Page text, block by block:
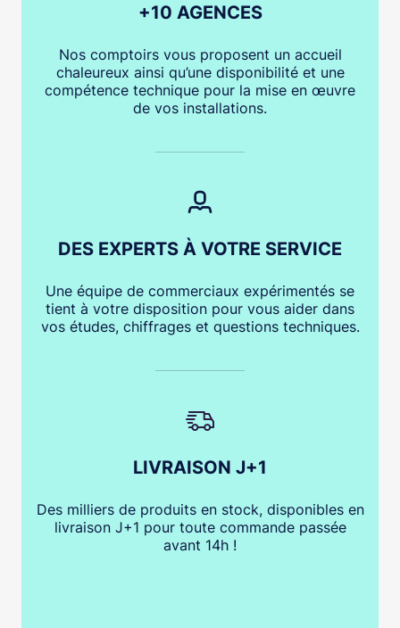
+10 AGENCES
Nos comptoirs vous proposent un accueil
chaleureux ainsi qu’une disponibilité et une
compétence technique pour la mise en œuvre
de vos installations.
DES EXPERTS À VOTRE SERVICE
Une équipe de commerciaux expérimentés se
tient à votre disposition pour vous aider dans
vos études, chiffrages et questions techniques.
LIVRAISON J+1
Des milliers de produits en stock, disponibles en
livraison J+1 pour toute commande passée
avant 14h !